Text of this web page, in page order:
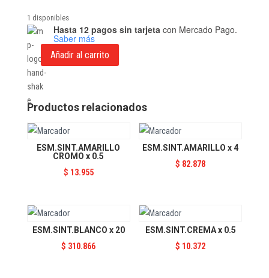
1 disponibles
Hasta 12 pagos sin tarjetacon Mercado Pago.
Saber más
ESM.
SINT.
TABACO
CLARO
0.25
cantidad
Añadir al carrito
Productos relacionados
ESM.SINT.AMARILLO
CROMO x 0.5
$ 13.955
ESM.SINT.AMARILLO x 4
$ 82.878
ESM.SINT.BLANCO x 20
$ 310.866
ESM.SINT.CREMA x 0.5
$ 10.372